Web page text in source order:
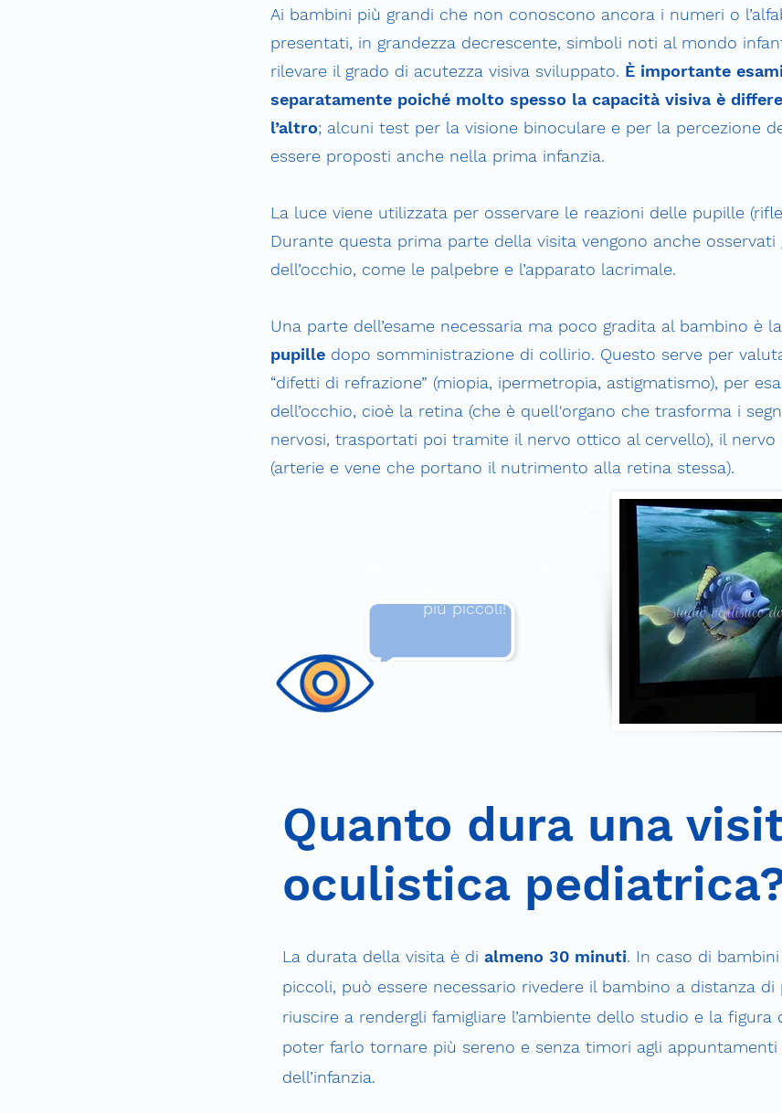
Ai bambini più grandi che non conoscono ancora i numeri o
presentati, in grandezza decrescente, simboli noti al mondo
rilevare il grado di acutezza visiva sviluppato. È importante
separatamente poiché molto spesso la capacità visiva è
l’altro; alcuni test per la visione binoculare e per la percezione
essere proposti anche nella prima infanzia.
La luce viene utilizzata per osservare le reazioni delle pupille
Durante questa prima parte della visita vengono anche osservati
dell’occhio, come le palpebre e l’apparato lacrimale.
Una parte dell’esame necessaria ma poco gradita al bambino è la
pupille dopo somministrazione di collirio. Questo serve per
“difetti di refrazione” (miopia, ipermetropia, astigmatismo), per
dell’occhio, cioè la retina (che è quell'organo che trasforma i
nervosi, trasportati poi tramite il nervo ottico al cervello), il nervo
(arterie e vene che portano il nutrimento alla retina stessa).
più piccoli!
Quanto dura una
oculistica
La durata della visita è di almeno 30 minuti. In caso di
piccoli, può essere necessario rivedere il bambino a distanza
riuscire a rendergli famigliare l’ambiente dello studio e la figura
poter farlo tornare più sereno e senza timori agli
dell’infanzia.